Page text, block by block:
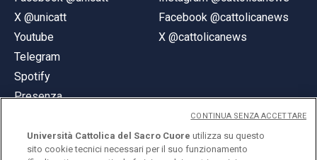
X @unicatt
Youtube
Telegram
Spotify
Presenza
Facebook @cattolicanews
X @cattolicanews
Università Cattolica del Sacro Cuore utilizza su questo
sito cookie tecnici necessari per il suo funzionamento
CONTINUA SENZA ACCETTARE